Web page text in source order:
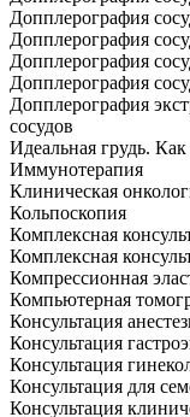
Допплерография
Допплерография
Допплерография
Допплерография
Допплерография
сосудов
Идеальная грудь.
Иммунотерапия
Клиническая
Кольпоскопия
Комплексная
Комплексная
Компрессионная
Компьютерная
Консультация
Консультация
Консультация
Консультация для
Консультация